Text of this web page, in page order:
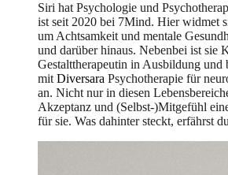
Siri hat Psychologie und
ist seit 2020 bei 7Mind. Hier widmet
um Achtsamkeit und mentale
und darüber hinaus. Nebenbei ist sie
Gestalttherapeutin in Ausbildung und
mit Diversara Psychotherapie für
an. Nicht nur in diesen
Akzeptanz und (Selbst-)Mitgefühl
für sie. Was dahinter steckt, erfährst